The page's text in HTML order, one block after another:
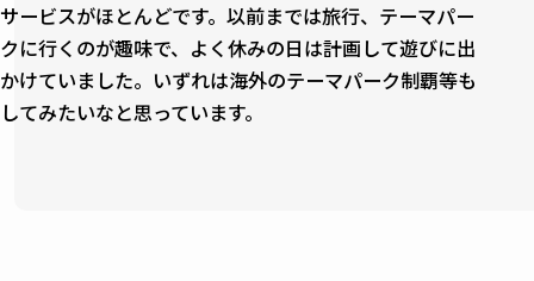
サービスがほとんどです。以前までは旅行、テーマパー
クに行くのが趣味で、よく休みの日は計画して遊びに出
かけていました。いずれは海外のテーマパーク制覇等も
してみたいなと思っています。